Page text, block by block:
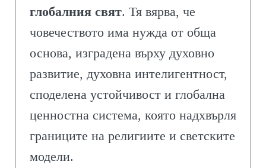
глобалния свят. Тя вярва, че
човечеството има нужда от обща
основа, изградена върху духовно
развитие, духовна интелигентност,
споделена устойчивост и глобална
ценностна система, която надхвърля
границите на религиите и светските
модели.